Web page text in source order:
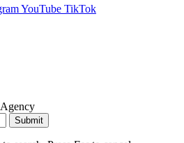
YouTube TikTok
Submit